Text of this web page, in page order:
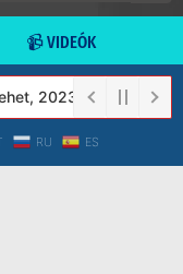
📹 VIDEÓK
tól a Védett
RU ES